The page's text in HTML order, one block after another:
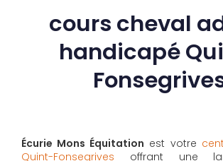
cours cheval
handicapé
Écurie Mons Équitation est votre
Quint-Fonsegrives offrant une